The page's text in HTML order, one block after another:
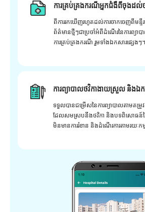
ការគ្រប់គ្រងករណីអ្នកជំងឺពីចុងដល់
ពីការរកឃើញរហូតដល់ការចាកចេញពីមន្ទី
ព័ត៌មានថ្មីៗជាប្រចាំអំពីដំណើរនៃការព្យ
ការគ្រប់គ្រងករណី រួមទាំងឯកសារផ្សេងៗ។
ការព្យាបាលថវិកាងាយស្រួល និងឯ
ទទួលបានជម្រើសនៃការព្យាបាលតាមតម្រូ
ដែលសមស្របនឹងថវិកា និងបទពិសោធន៍ន
មិនមានការរំខាន និងដំណើរការតាមរយៈកម្